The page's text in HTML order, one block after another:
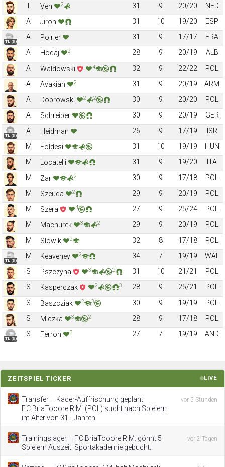
T
Ven 2 31 9 20/20
NED
A
Jiron 31 10 19/20 ESP
TL (3)
A Poirier 31 9 17/17
FRA
A
Hodaj 2 28 9 20/19
ALB
A
Waldowski 4 32 9 22/22
POL
A
Avakian 2 31 9 20/19
ARM
A
Dobrowski 2 2 30 9 20/20
POL
A
Schreiber 30 9 20/19 GER
TL (3)
A Heidman 26 9 17/19
ISR
M
Földesi 31 10 19/19
HUN
M
Locatelli 31 9 19/20
ITA
M
Zar 2 30 9 17/18
POL
M
Szeuda 2 29 9 20/19
POL
M
Szera 4 27 9 25/24
POL
M
Machurek 3 2 29 9 20/19
POL
M
Slowik 2 32 8 17/18 POL
TL (3)
M Keaveney 2 34 7 19/19
WAL
S
Pszczyna 3 2 31 10 21/21
POL
S
Kasperczak 2 3 28 9 25/21
POL
S
Baszcziak 2 3 30 9 19/19
POL
S
Miczka 3 2 28 9 17/18 POL
TL (3)
S Ferron 3 27 7 19/19 AND
ZEITSPIEL TICKER LIVE
Transfer – Kader-Auffrischung geplant:
F.C.BriaTooore R.M. (POL) sucht nach Spielern
im Alter von 31+ Jahren.
vor 5 Stunden
Trainingslager – F.C.BriaTooore R.M. gönnt 5
Spielern Auszeit: Sportakademie gebucht.
vor 2 Tagen